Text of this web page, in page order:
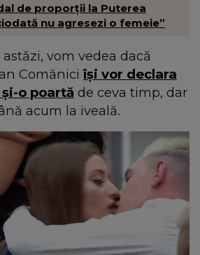
de proporții la Puterea
nu agresezi o femeie”
vom vedea dacă
Comăniciîși vor declara
o poartă de ceva timp, dar
acum la iveală.